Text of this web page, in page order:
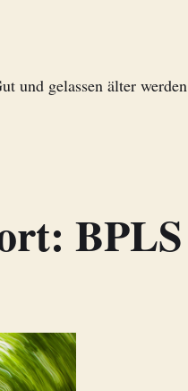
und gelassen älter werden
BPLS